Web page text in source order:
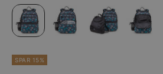
SPAR 15%